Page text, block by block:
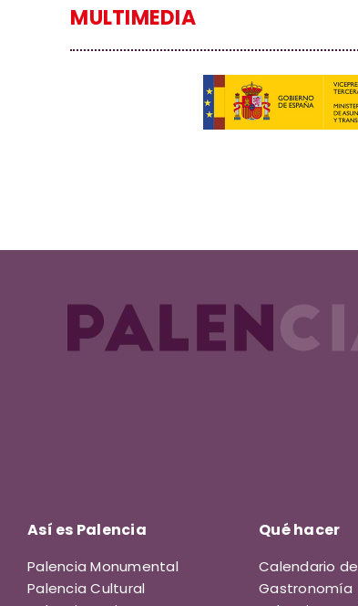
MULTIMEDIA
Así es Palencia
Palencia Monumental
Palencia Cultural
Qué hacer
Calendario
Gastronomía